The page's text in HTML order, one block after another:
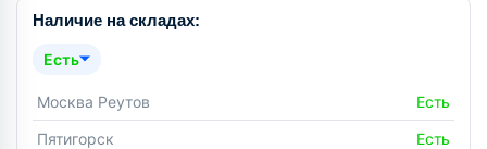
Наличие на складах:
Есть
Москва Реутов
Есть
Пятигорск
Есть